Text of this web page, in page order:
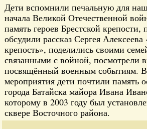
Дети вспомнили печальную для
начала Великой Отечественной
память героев Брестской
обсудили рассказ Сергея Алексеева
крепость», поделились своими
связанными с войной, посмотрели
посвящённый военным событиям.
мероприятия дети почтили память
города Батайска майора Ивана
которому в 2003 году был
сквере Восточного района.